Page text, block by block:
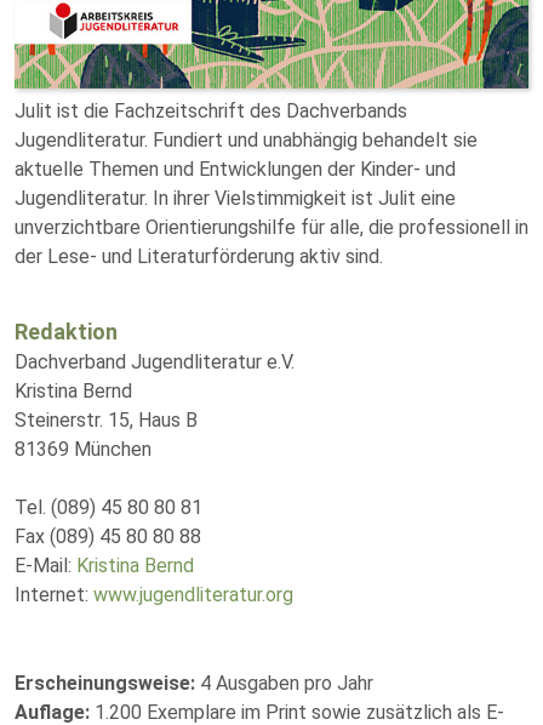
Julit ist die Fachzeitschrift des Dachverbands
Jugendliteratur. Fundiert und unabhängig behandelt sie
aktuelle Themen und Entwicklungen der Kinder- und
Jugendliteratur. In ihrer Vielstimmigkeit ist Julit eine
unverzichtbare Orientierungshilfe für alle, die professionell in
der Lese- und Literaturförderung aktiv sind.
Redaktion
Dachverband Jugendliteratur e.V.
Kristina Bernd
Steinerstr. 15, Haus B
81369 München
Tel. (089) 45 80 80 81
Fax (089) 45 80 80 88
E-Mail: Kristina Bernd
Internet: www.jugendliteratur.org
Erscheinungsweise: 4 Ausgaben pro Jahr
Auflage: 1.200 Exemplare im Print sowie zusätzlich als E-